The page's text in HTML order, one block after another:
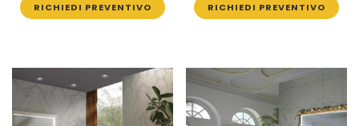
RICHIEDI PREVENTIVO RICHIEDI PREVENTIVO